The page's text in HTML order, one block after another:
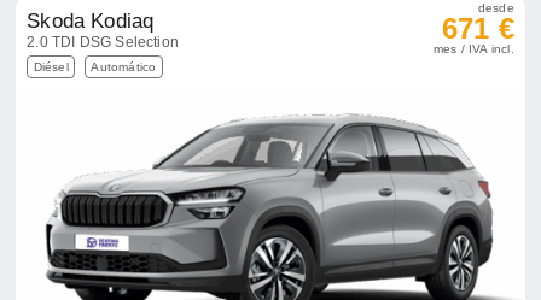
Skoda Kodiaq
2.0 TDI DSG Selection
Diésel Automático
desde
671 €
mes / IVA incl.